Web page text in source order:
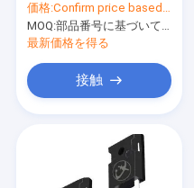
価格:Confirm price based on part number
MOQ:部品番号に基づいて数値を確認
最新価格を得る
接触